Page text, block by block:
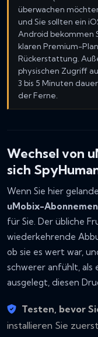
überwachen
und Sie sollten ein
Android bekommen
klaren Premium-
Rückerstattung.
physischen Zugriff
3 bis 5 Minuten
der Ferne.
Wechsel von
sich
Wenn Sie hier
uMobix-
für Sie. Der übliche
wiederkehrende
ob sie es wert war,
schwerer anfühlt, als
ausgelegt, diesen
Testen, bevor
installieren Sie